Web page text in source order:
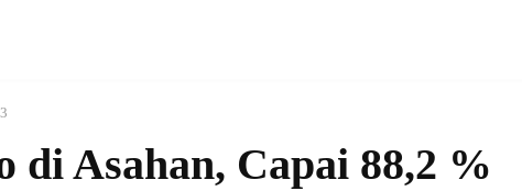
di Asahan, Capai 88,2 %